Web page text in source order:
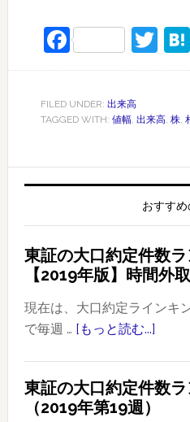
Facebook
FILED UNDER: 出来高
TAGGED WITH: 値幅, 出来高, 株,
おすす
東証の大口約定件数
【2019年版】時間外
現在は、大口約定ラインキ
で毎週 … [もっと読む...]
の
東証の大口約定件数
（2019年第19週）